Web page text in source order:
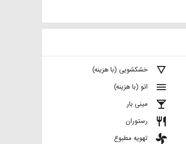
details خشکشویی (با هزینه)
menu اتو (با هزینه)
local_bar مینی بار
restaurant رستوران
toys تهویه مطبوع